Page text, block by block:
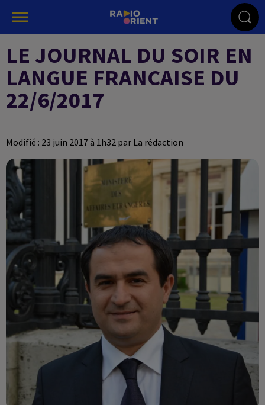
LE JOURNAL DU SOIR EN
LANGUE FRANCAISE DU
22/6/2017
Modifié : 23 juin 2017 à 1h32 par La rédaction